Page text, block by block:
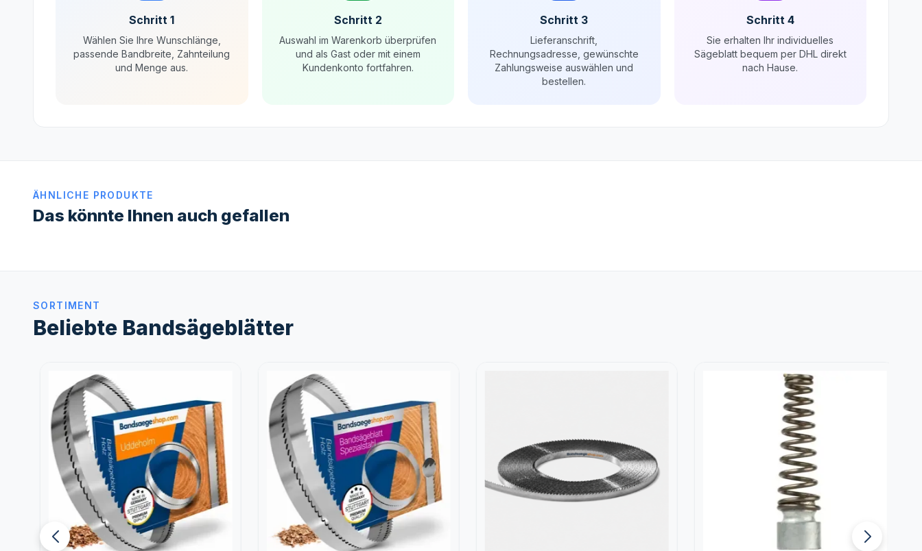
Schritt 1
Wählen Sie Ihre Wunschlänge,
passende Bandbreite, Zahnteilung
und Menge aus.
Schritt 2
Auswahl im Warenkorb überprüfen
und als Gast oder mit einem
Kundenkonto fortfahren.
Schritt 3
Lieferanschrift,
Rechnungsadresse, gewünschte
Zahlungsweise auswählen und
bestellen.
Schritt 4
Sie erhalten Ihr individuelles
Sägeblatt bequem per DHL direkt
nach Hause.
ÄHNLICHE PRODUKTE
Das könnte Ihnen auch gefallen
SORTIMENT
Beliebte Bandsägeblätter